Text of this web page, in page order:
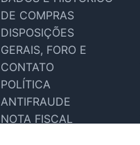
DE COMPRAS
DISPOSIÇÕES
GERAIS, FORO E
CONTATO
POLÍTICA
ANTIFRAUDE
NOTA FISCAL